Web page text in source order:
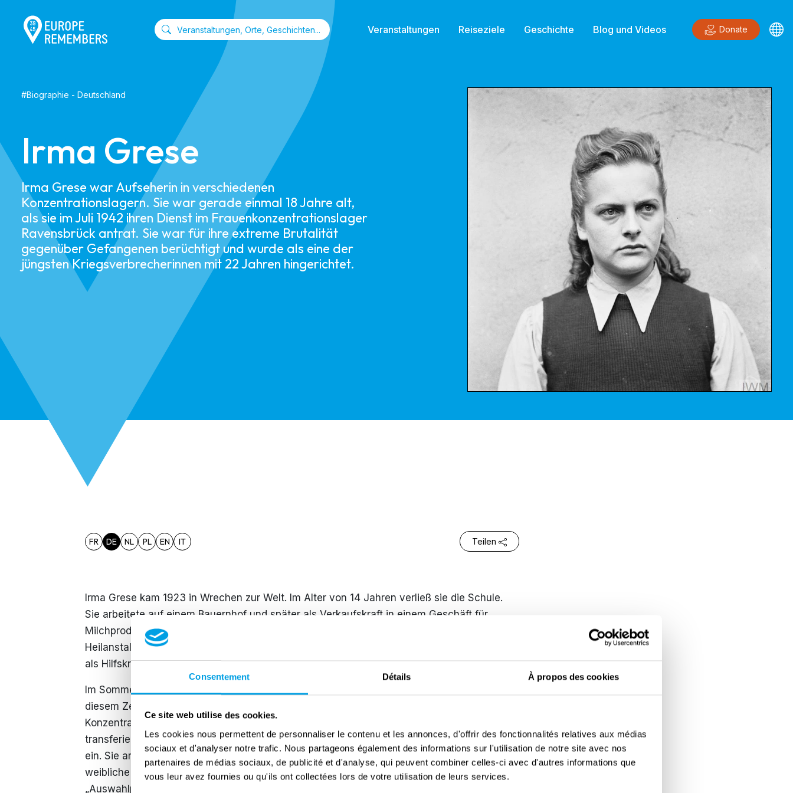
Consentement Détails À propos des cookies
Ce site web utilise des cookies.
Les cookies nous permettent de personnaliser le contenu et les annonces, d'offrir des fonctionnalités relatives aux médias
sociaux et d'analyser notre trafic. Nous partageons également des informations sur l'utilisation de notre site avec nos
partenaires de médias sociaux, de publicité et d'analyse, qui peuvent combiner celles-ci avec d'autres informations que
vous leur avez fournies ou qu'ils ont collectées lors de votre utilisation de leurs services.
Veranstaltungen Reiseziele Geschichte Blog und Videos Donate
#Biographie - Deutschland
Irma Grese
Irma Grese war Aufseherin in verschiedenen
Konzentrationslagern. Sie war gerade einmal 18 Jahre alt,
als sie im Juli 1942 ihren Dienst im Frauenkonzentrationslager
Ravensbrück antrat. Sie war für ihre extreme Brutalität
gegenüber Gefangenen berüchtigt und wurde als eine der
jüngsten Kriegsverbrecherinnen mit 22 Jahren hingerichtet.
FR DE NL PL EN IT Teilen
Irma Grese kam 1923 in Wrechen zur Welt. Im Alter von 14 Jahren verließ sie die Schule.
Sie arbeitete auf einem Bauernhof und später als Verkaufskraft in einem Geschäft für
Milchprodukte. Irma bewarb sich mehrmals auf eine Ausbildungsstelle in den SS-
Heilanstalten in Hohenlychen, wurde jedoch nie angenommen. Schließlich begann sie, dort
als Hilfskrankenschwester ohne Ausbildung zu arbeiten.
Im Sommer 1942 wurde Grese Aufseherin im Konzentrationslager Ravensbrück. Von
diesem Zeitpunkt an machte sie eine steile Karriere innerhalb der Ränge des
Konzentrationslagersystems. In März 1943 wurde Grese ins Lager Auschwitz-Birkenau
transferiert. Hier nahm sie unter dem weiblichen Lagerpersonal den zweithöchsten Rang
ein. Sie arbeitete im Abschnitt C des Lagers und hatte die Aufsicht über 20.000 bis 30.000
weibliche Gefangene. Während ihrer Zeit im Lager nahm sie auch aktiv am
„Auswahlprozess“ teil. Wenn ein Transport mit neuen Gefangenen eintraf, entschied Grese,